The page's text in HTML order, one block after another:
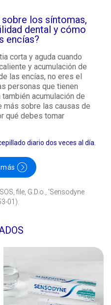
sobre los síntomas,
dental y cómo
encías?
corta y aguda cuando
y acumulación de
las encías, no eres el
personas que tienen
acumulación de
más sobre las causas de
qué debes tomar
diario dos veces al día.
file, G.D.o., 'Sensodyne
01).